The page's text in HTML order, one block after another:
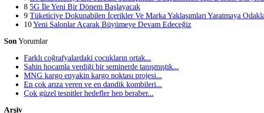
8 5G İle Yeni Bir Dönem Başlayacak
9 Tüketiciye Dokunabilen İçerikler Ve Marka Yaklaşımları Yaratmaya
10Yeni Salonlar Açarak Büyümeye Devam Edeceğiz
Son Yorumlar
Farklı coğrafyalardaki çocukların ortak...
Şahin hocamla verdiği bir seminerde tanışmıştık...
MNG kargo enyakin kargo noktası projesi...
En çok arıza veren ve en dandik kombileri...
Çok güzel tespitler hedefler hep beraber...
Arşiv